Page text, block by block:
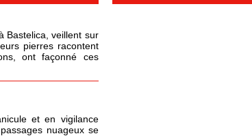
Bastelica, veillent sur
pierres racontent
ont façonné ces
et en vigilance
nuageux se